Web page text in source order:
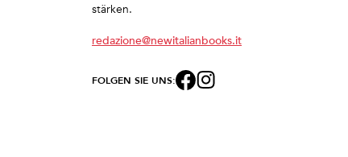
stärken.
redazione@newitalianbooks.it
FOLGEN SIE UNS: